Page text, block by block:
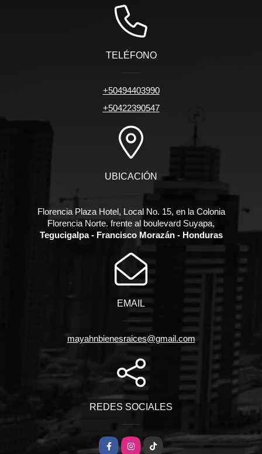
TELÉFONO
+50494403990
+50422390547
UBICACIÓN
Florencia Plaza Hotel, Local No. 15, en la Colonia
Florencia Norte. frente al boulevard Suyapa,
Tegucigalpa - Francisco Morazán - Honduras
EMAIL
mayahnbienesraices@gmail.com
REDES SOCIALES
FacebookInstagramTikTok